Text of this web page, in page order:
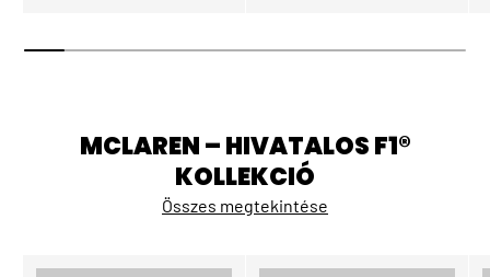
MCLAREN – HIVATALOS F1®
KOLLEKCIÓ
Összes megtekintése